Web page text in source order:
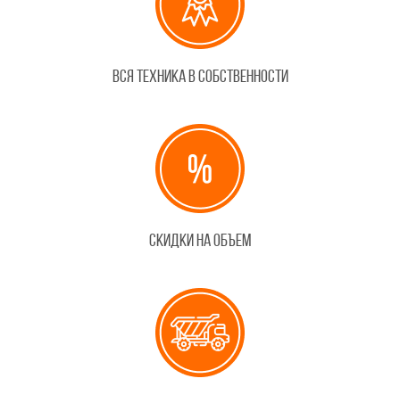
Вся техника в собственности
Скидки на объем